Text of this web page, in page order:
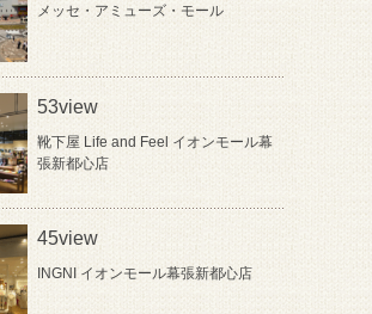
メッセ・アミューズ・モール
53view
靴下屋 Life and Feel イオンモール幕
張新都心店
45view
INGNI イオンモール幕張新都心店